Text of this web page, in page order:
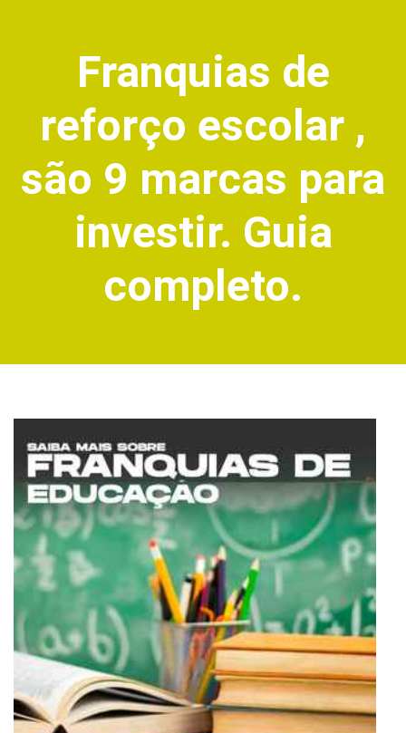
Franquias de
reforço escolar ,
são 9 marcas para
investir. Guia
completo.